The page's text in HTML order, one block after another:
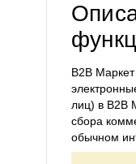
B2B
лиц) в B2B
сбора
обычном